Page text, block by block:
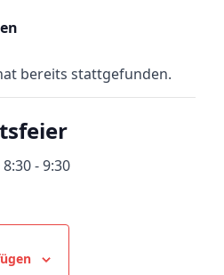
bereits stattgefunden.
-9:30